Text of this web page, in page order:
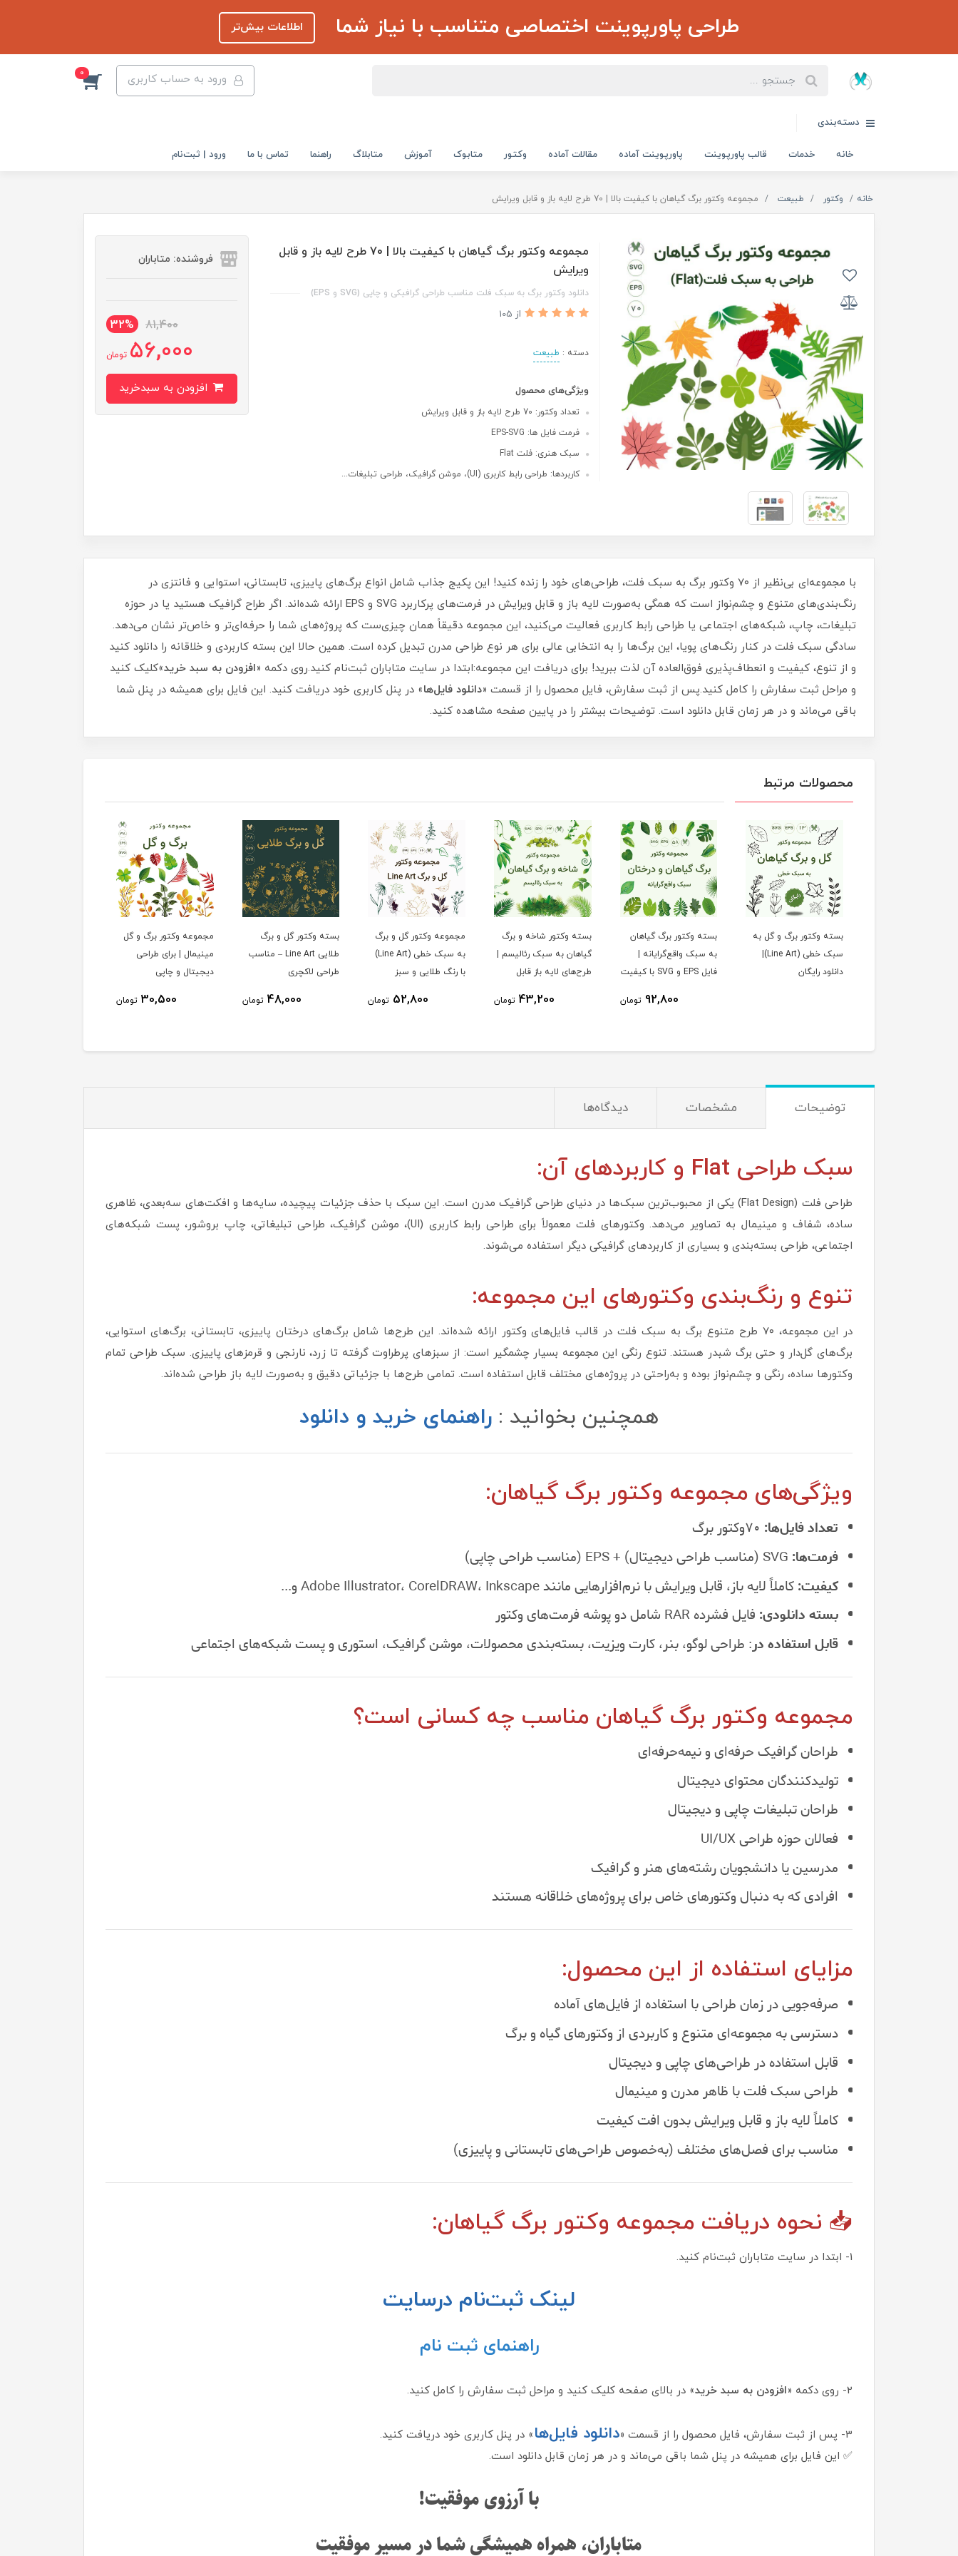
طراحی پاورپوینت اختصاصی متناسب با نیاز شما اطلاعات بیش‌تر
ورود به حساب کاربری 0
دسته‌بندی
خانه خدمات قالب پاورپوینت پاورپوینت آماده مقالات آماده وکتور متابوک آموزش متابلاگ راهنما تماس با ما ورود | ثبت‌نام
خانه وکتور طبیعت مجموعه وکتور برگ گیاهان با کیفیت بالا | 70 طرح لایه باز و قابل ویرایش
مجموعه وکتور برگ گیاهان با کیفیت بالا | 70 طرح لایه باز و قابل
ویرایش
دانلود وکتور برگ به سبک فلت مناسب طراحی گرافیکی و چاپی (SVG و EPS)
از 105
دسته : طبیعت
ویژگی‌های محصول
تعداد وکتور: 70 طرح لایه باز و قابل ویرایش
فرمت فایل ها: EPS-SVG
سبک هنری: فلت Flat
کاربردها: طراحی رابط کاربری (UI)، موشن گرافیک، طراحی تبلیغات...
فروشنده: متاباران
81,400
32%
56,000 تومان
با مجموعه‌ای بی‌نظیر از ۷۰ وکتور برگ به سبک فلت، طراحی‌های خود را زنده کنید! این پکیج جذاب شامل انواع برگ‌های پاییزی، تابستانی، استوایی و فانتزی در
رنگ‌بندی‌های متنوع و چشم‌نواز است که همگی به‌صورت لایه باز و قابل ویرایش در فرمت‌های پرکاربرد SVG و EPS ارائه شده‌اند. اگر طراح گرافیک هستید یا در حوزه
تبلیغات، چاپ، شبکه‌های اجتماعی یا طراحی رابط کاربری فعالیت می‌کنید، این مجموعه دقیقاً همان چیزی‌ست که پروژه‌های شما را حرفه‌ای‌تر و خاص‌تر نشان می‌دهد.
سادگی سبک فلت در کنار رنگ‌های پویا، این برگ‌ها را به انتخابی عالی برای هر نوع طراحی مدرن تبدیل کرده است. همین حالا این بسته کاربردی و خلاقانه را دانلود کنید
و از تنوع، کیفیت و انعطاف‌پذیری فوق‌العاده آن لذت ببرید! برای دریافت این مجموعه:ابتدا در سایت متاباران ثبت‌نام کنید.روی دکمه «افزودن به سبد خرید»کلیک کنید
و مراحل ثبت سفارش را کامل کنید.پس از ثبت سفارش، فایل محصول را از قسمت «دانلود فایل‌ها» در پنل کاربری خود دریافت کنید. این فایل برای همیشه در پنل شما
باقی می‌ماند و در هر زمان قابل دانلود است. توضیحات بیشتر را در پایین صفحه مشاهده کنید.
محصولات مرتبط
بسته وکتور برگ و گل به
سبک خطی (Line Art)|
دانلود رایگان
بسته وکتور برگ گیاهان
به سبک واقع‌گرایانه |
فایل EPS و SVG با کیفیت
92,800 تومان
بسته وکتور شاخه و برگ
گیاهان به سبک رئالیسم |
طرح‌های لایه باز قابل
43,200 تومان
مجموعه وکتور گل و برگ
به سبک خطی (Line Art)
با رنگ طلایی و سبز
52,800 تومان
بسته وکتور گل و برگ
طلایی Line Art – مناسب
طراحی لاکچری
48,000 تومان
مجموعه وکتور برگ و گل
مینیمال | برای طراحی
دیجیتال و چاپی
30,500 تومان
توضیحات مشخصات دیدگاه‌ها
سبک طراحی Flat و کاربردهای آن:
طراحی فلت (Flat Design) یکی از محبوب‌ترین سبک‌ها در دنیای طراحی گرافیک مدرن است. این سبک با حذف جزئیات پیچیده، سایه‌ها و افکت‌های سه‌بعدی، ظاهری
ساده، شفاف و مینیمال به تصاویر می‌دهد. وکتورهای فلت معمولاً برای طراحی رابط کاربری (UI)، موشن گرافیک، طراحی تبلیغاتی، چاپ بروشور، پست شبکه‌های
اجتماعی، طراحی بسته‌بندی و بسیاری از کاربردهای گرافیکی دیگر استفاده می‌شوند.
تنوع و رنگ‌بندی وکتورهای این مجموعه:
در این مجموعه، ۷۰ طرح متنوع برگ به سبک فلت در قالب فایل‌های وکتور ارائه شده‌اند. این طرح‌ها شامل برگ‌های درختان پاییزی، تابستانی، برگ‌های استوایی،
برگ‌های گل‌دار و حتی برگ شبدر هستند. تنوع رنگی این مجموعه بسیار چشمگیر است: از سبزهای پرطراوت گرفته تا زرد، نارنجی و قرمزهای پاییزی. سبک طراحی تمام
وکتورها ساده، رنگی و چشم‌نواز بوده و به‌راحتی در پروژه‌های مختلف قابل استفاده است. تمامی طرح‌ها با جزئیاتی دقیق و به‌صورت لایه باز طراحی شده‌اند.
همچنین بخوانید : راهنمای خرید و دانلود
ویژگی‌های مجموعه وکتور برگ گیاهان:
تعداد فایل‌ها:
فرمت‌ها:
کیفیت:کاملاً لایه باز، قابل ویرایش با نرم‌افزارهایی مانند Adobe Illustrator، CorelDRAW، Inkscape و...
بسته دانلودی: فایل فشرده RAR شامل دو پوشه فرمت‌های وکتور
قابل استفاده در: طراحی لوگو، بنر، کارت ویزیت، بسته‌بندی محصولات، موشن گرافیک، استوری و پست شبکه‌های اجتماعی
مجموعه وکتور برگ گیاهان مناسب چه کسانی است؟
طراحان گرافیک حرفه‌ای و نیمه‌حرفه‌ای
تولیدکنندگان محتوای دیجیتال
طراحان تبلیغات چاپی و دیجیتال
فعالان حوزه طراحی UI/UX
مدرسین یا دانشجویان رشته‌های هنر و گرافیک
افرادی که به دنبال وکتورهای خاص برای پروژه‌های خلاقانه هستند
مزایای استفاده از این محصول:
صرفه‌جویی در زمان طراحی با استفاده از فایل‌های آماده
دسترسی به مجموعه‌ای متنوع و کاربردی از وکتورهای گیاه و برگ
قابل استفاده در طراحی‌های چاپی و دیجیتال
طراحی سبک فلت با ظاهر مدرن و مینیمال
کاملاً لایه باز و قابل ویرایش بدون افت کیفیت
مناسب برای فصل‌های مختلف (به‌خصوص طراحی‌های تابستانی و پاییزی)
📥 نحوه دریافت مجموعه وکتور برگ گیاهان:
1- ابتدا در سایت متاباران ثبت‌نام کنید.
لینک ثبت‌نام درسایت
راهنمای ثبت نام
2- روی دکمه « افزودن به سبد خرید» در بالای صفحه کلیک کنید و مراحل ثبت سفارش را کامل کنید.
3- پس از ثبت سفارش، فایل محصول را از قسمت « دانلود فایل‌ها» در پنل کاربری خود دریافت کنید.
✅ این فایل برای همیشه در پنل شما باقی می‌ماند و در هر زمان قابل دانلود است.
با آرزوی موفقیت!
متاباران، همراه همیشگی شما در مسیر موفقیت